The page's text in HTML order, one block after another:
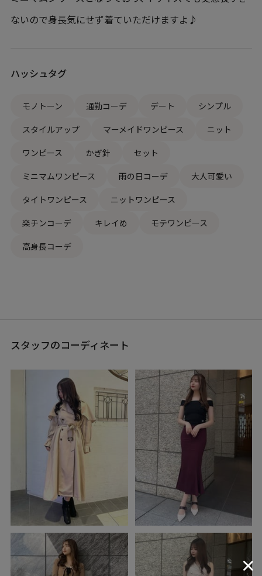
ないので身長気にせず着ていただけますよ♪
ハッシュタグ
モノトーン 通勤コーデ デート
シンプル
スタイルアップ
マーメイドワンピース
ニット
ワンピース
かぎ針
セット
ミニマムワンピース
雨の日コーデ
大人可愛い
タイトワンピース
ニットワンピース
楽チンコーデ
キレイめ
モテワンピース
高身長コーデ
スタッフのコーディネート